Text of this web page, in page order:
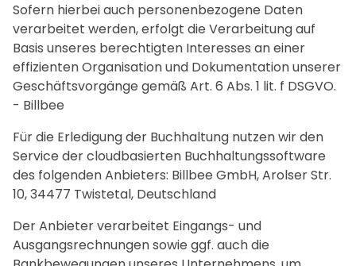
Sofern hierbei auch personenbezogene Daten
verarbeitet werden, erfolgt die Verarbeitung auf
Basis unseres berechtigten Interesses an einer
effizienten Organisation und Dokumentation unserer
Geschäftsvorgänge gemäß Art. 6 Abs. 1 lit. f DSGVO.
- Billbee
Für die Erledigung der Buchhaltung nutzen wir den
Service der cloudbasierten Buchhaltungssoftware
des folgenden Anbieters: Billbee GmbH, Arolser Str.
10, 34477 Twistetal, Deutschland
Der Anbieter verarbeitet Eingangs- und
Ausgangsrechnungen sowie ggf. auch die